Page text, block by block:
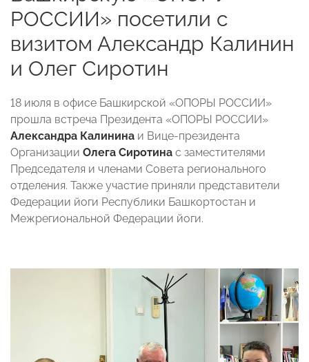
РОССИИ» посетили с
визитом Александр Калинин
и Олег Сиротин
18 июля в офисе Башкирской «ОПОРЫ РОССИИ»
прошла встреча Президента «ОПОРЫ РОССИИ»
Александра Калинина и Вице-президента
Организации Олега Сиротина с заместителями
Председателя и членами Совета регионального
отделения. Также участие приняли представители
Федерации йоги Республики Башкортостан и
Межрегиональной Федерации йоги.